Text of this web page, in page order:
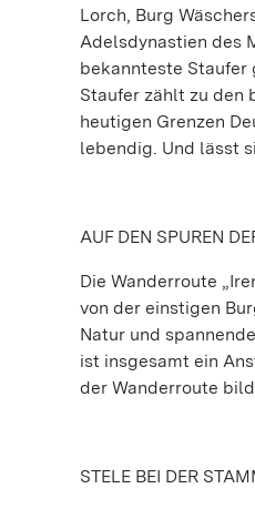
Lorch, Burg
Adelsdynastien des
bekannteste Staufer
Staufer zählt zu den
heutigen Grenzen
lebendig. Und lässt
AUF DEN SPUREN
Die Wanderroute
von der einstigen
Natur und
ist insgesamt ein
der Wanderroute
STELE BEI DER